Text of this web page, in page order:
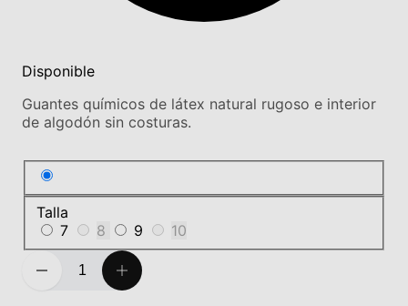
Disponible
Guantes químicos de látex natural rugoso e interior
de algodón sin costuras.
Talla
7
8 9 10